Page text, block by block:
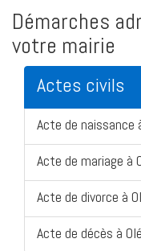
Démarches
votre mairie
Actes civils
Acte de naissance
Acte de mariage à
Acte de divorce à
Acte de décès à